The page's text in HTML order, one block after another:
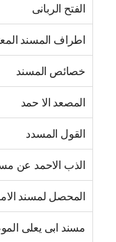
الفتح الربانی
اطراف المسند
خصائص المسند
المصعد الا حمد
القول المسدد
الذب الاحمد عن
المحصل لمسند
مسند ابی یعلی